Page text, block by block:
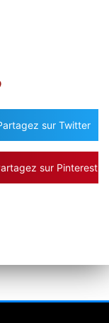
sur Twitter
sur Pinterest